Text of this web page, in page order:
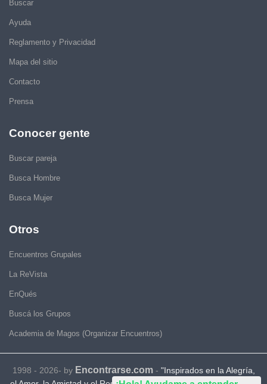
Buscar
Ayuda
Reglamento y Privacidad
Mapa del sitio
Contacto
Prensa
Conocer gente
Buscar pareja
Busca Hombre
Busca Mujer
Otros
Encuentros Grupales
La ReVista
EnQués
Buscá los Grupos
Academia de Magos (Organizar Encuentros)
1998 - 2026- by Encontrarse.com- "Inspirados en la Alegría,